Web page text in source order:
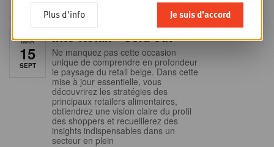
MAR
15
SEPT
Into Retail - Sold out
Ne manquez pas cette occasion
unique de comprendre en profondeur
le paysage du retail belge. Dans cette
mise à jour essentielle, vous
découvrirez les stratégies des
principaux retailers alimentaires,
obtiendrez une vision claire du profil
des shoppers et recueillerez des
insights indispensables dans un
secteur en plein
Plus d'info Je suis d'accord